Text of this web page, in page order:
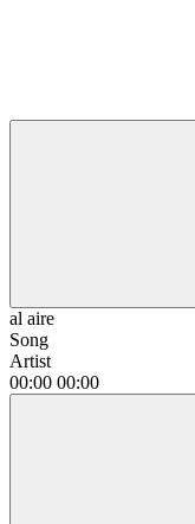
al aire
Song
Artist
00:00 00:00